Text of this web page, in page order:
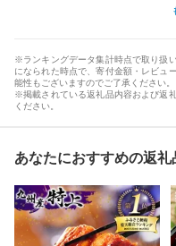
※ランキングデータ集計時点で取り扱
になられた時点で、寄付金額・レビュ
能性もございますのでご了承ください。
※掲載されている返礼品内容および返
ください。
あなたにおすすめの返礼